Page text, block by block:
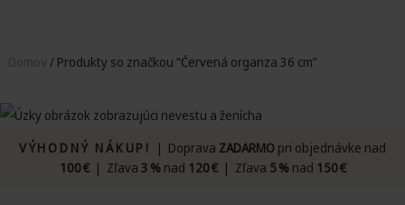
/ Produkty so značkou “Červená organza 36 cm”
VÝHODNÝ NÁKUP! | Doprava ZADARMO pri objednávke nad
100 €| Zľava 3 %nad 120 €| Zľava 5 %nad 150 €